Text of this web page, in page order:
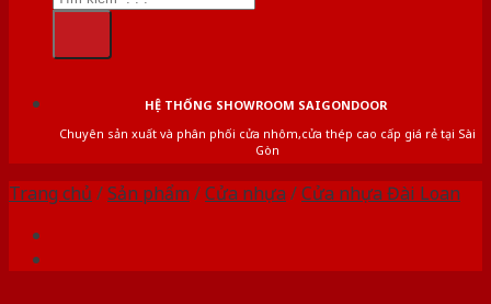
HỆ THỐNG SHOWROOM SAIGONDOOR
Chuyên sản xuất và phân phối cửa nhôm,cửa thép cao cấp giá rẻ tại Sài
Gòn
Trang chủ /Sản phẩm /Cửa nhựa /Cửa nhựa Đài Loan